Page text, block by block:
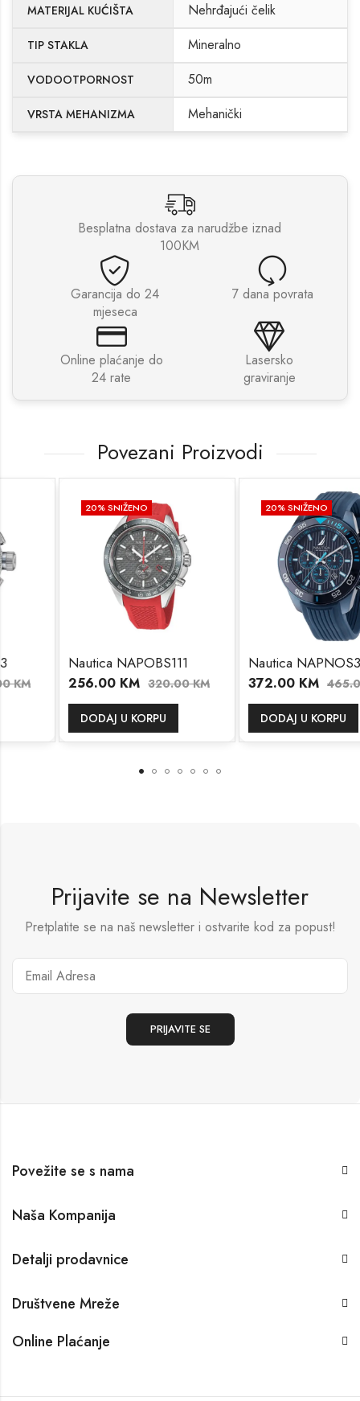
MATERIJAL KUĆIŠTA Nehrđajući čelik
TIP STAKLA Mineralno
VODOOTPORNOST 50m
VRSTA MEHANIZMA Mehanički
Besplatna dostava za narudžbe iznad
100KM
Garancija do 24
mjeseca
7 dana povrata
Online plaćanje do
24 rate
Lasersko
graviranje
Povezani Proizvodi
% SNIŽENO
Nautica NAPOBS111
256.00KM 320.00KM
DODAJ U KORPU
% SNIŽENO
Nautica NAPNOS303
372.00KM 465.00KM
DODAJ U KORPU
Prijavite se na Newsletter
Pretplatite se na naš newsletter i ostvarite kod za popust!
Povežite se s nama
Naša Kompanija
Detalji prodavnice
Društvene Mreže
Online Plaćanje